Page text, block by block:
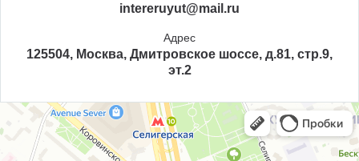
intereruyut@mail.ru
Адрес
125504, Москва, Дмитровское шоссе, д.81, стр.9,
эт.2